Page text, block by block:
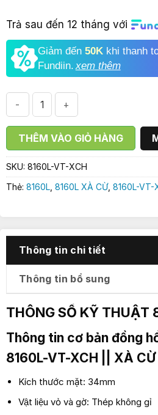
Trả sau đến 12 tháng với
Giảm đến 50K khi thanh
Fundiin. xem thêm
THÊM VÀO GIỎ HÀNG
SKU: 8160L-VT-XCH
Thẻ: 8160L 8160L XÀ CỪ, 8160L-VT-
Thông tin chi tiết
Thông tin bổ sung
THÔNG SỐ KỸ THUẬT
Thông tin cơ bản đồng
8160L-VT-XCH || XÀ
Kích thước mặt: 34mm
Vật liệu vỏ và gờ: Thép không gỉ